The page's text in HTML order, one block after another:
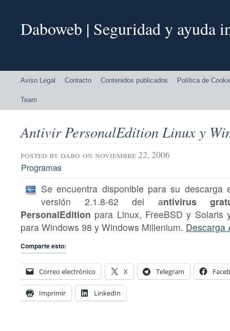
Daboweb | Seguridad y ayuda
Aviso Legal Contacto Contenidos publicados Política de
Team
Antivir PersonalEdition Linux y
posted by dabo on noviembre 22, 2006
Programas
Se encuentra disponible para su descarga
versión 2.1.8-62 del antivirus
PersonalEdition para Linux, FreeBSD y Solaris
para Windows 98 y Windows Millenium. Descarga
Comparte esto:
Correo electrónico X Telegram
Imprimir LinkedIn